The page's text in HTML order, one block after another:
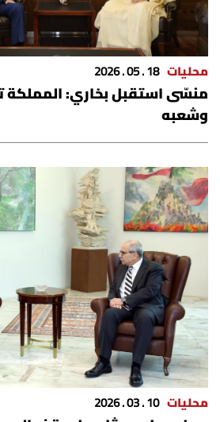
محليات 18 . 05 . 2026
منسّى استقبل بخاري: المملكة
وشعبه
محليات 10 . 03 . 2026